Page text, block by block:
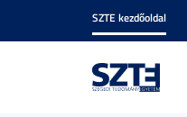
SZTE kezdőoldal